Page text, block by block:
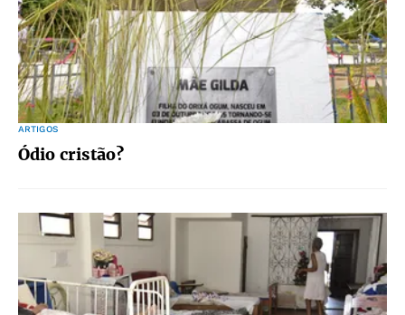
ARTIGOS
Ódio cristão?